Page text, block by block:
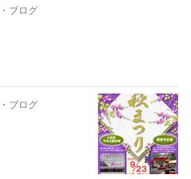
・ ブログ
・ ブログ